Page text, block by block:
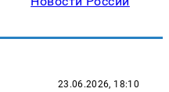
23.06.2026, 18:10